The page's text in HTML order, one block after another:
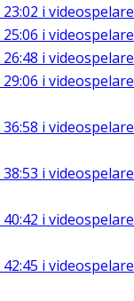
23:02 i
25:06 i
26:48 i
29:06 i
36:58 i
38:53 i
40:42 i
42:45 i